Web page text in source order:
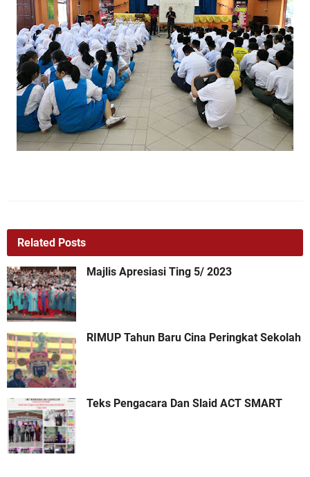
Related Posts
Majlis Apresiasi Ting 5/ 2023
RIMUP Tahun Baru Cina Peringkat Sekolah
Teks Pengacara Dan Slaid ACT SMART